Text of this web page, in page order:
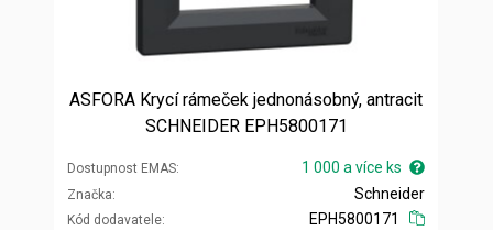
ASFORA Krycí rámeček jednonásobný, antracit
SCHNEIDER EPH5800171
Dostupnost EMAS 1 000 a více ks
Značka
Kód dodavatele
Schneider
EPH5800171